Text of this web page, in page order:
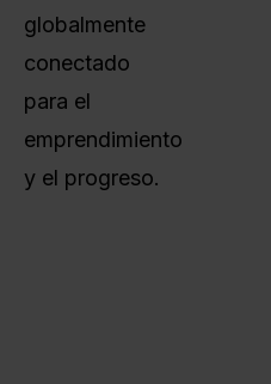
globalmente
conectado
para el
emprendimiento
y el progreso.